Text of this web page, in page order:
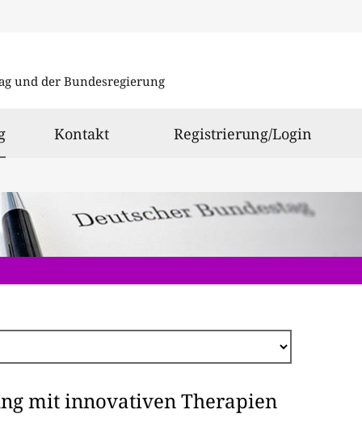
und der Bundesregierung
ausgewählt
Kontakt Registrierung/Login
mit innovativen Therapien